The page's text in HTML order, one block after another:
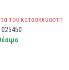
του κατασκευαστή
025450